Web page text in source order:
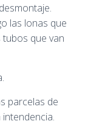
las lonas que
que van
parcelas de